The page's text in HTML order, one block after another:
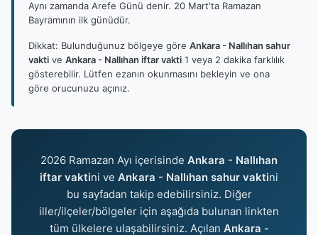
Aynı zamanda Arefe Günü denir. 20 Mart'ta Ramazan
Bayramının ilk günüdür.
Dikkat: Bulunduğunuz bölgeye göre Ankara - Nallıhan sahur
vakti ve Ankara - Nallıhan iftar vakti 1 veya 2 dakika farklılık
gösterebilir. Lütfen ezanın okunmasını bekleyin ve ona
göre orucunuzu açınız.
2026 Ramazan Ayı içerisinde Ankara - Nallıhan
iftar vaktini ve Ankara - Nallıhan sahur vaktini
bu sayfadan takip edebilirsiniz. Diğer
iller/ilçeler/bölgeler için aşağıda bulunan linkten
tüm ülkelere ulaşabilirsiniz. Açılan Ankara -